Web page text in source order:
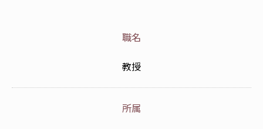
職名
教授
所属